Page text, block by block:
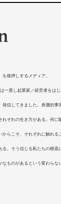
後押しするメディア。
一貫し起業家／経営者をは
発信してきました。表層的事
ぞれの生き方がある。何に
らこそ、それぞれに触れる
。そう信じる私たちの根底
ものがあるという変わらな